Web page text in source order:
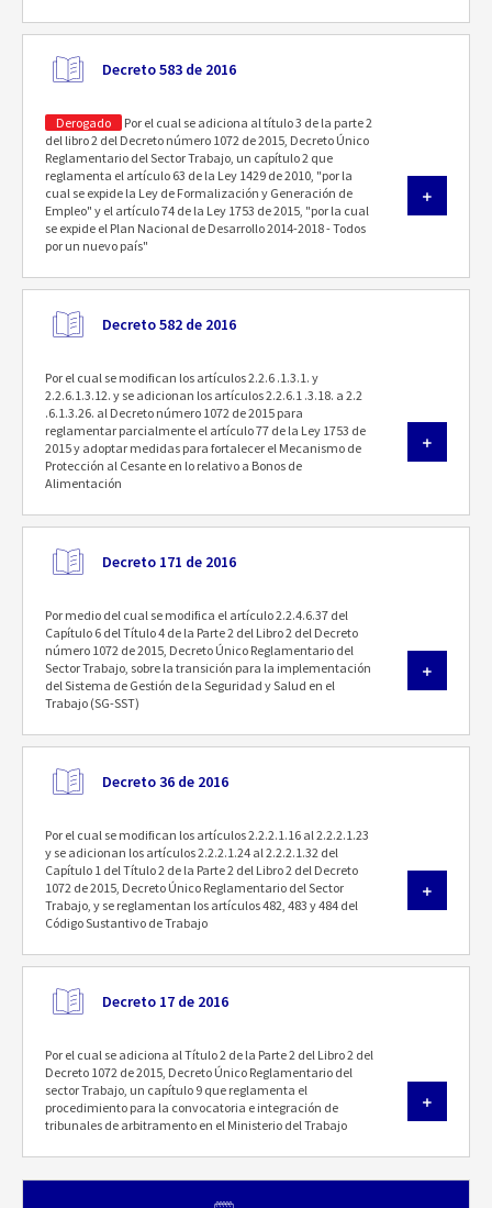
Decreto 583 de 2016
Derogado
Por el cual se adiciona al título 3 de la parte 2
del libro 2 del Decreto número 1072 de 2015, Decreto Único
Reglamentario del Sector Trabajo, un capítulo 2 que
reglamenta el artículo 63 de la Ley 1429 de 2010, "por la
cual se expide la Ley de Formalización y Generación de
Empleo" y el artículo 74 de la Ley 1753 de 2015, "por la cual
se expide el Plan Nacional de Desarrollo 2014-2018 - Todos
por un nuevo país"
Decreto 582 de 2016
Por el cual se modifican los artículos 2.2.6 .1.3.1. y
2.2.6.1.3.12. y se adicionan los artículos 2.2.6.1 .3.18. a 2.2
.6.1.3.26. al Decreto número 1072 de 2015 para
reglamentar parcialmente el artículo 77 de la Ley 1753 de
2015 y adoptar medidas para fortalecer el Mecanismo de
Protección al Cesante en lo relativo a Bonos de
Alimentación
Decreto 171 de 2016
Por medio del cual se modifica el artículo 2.2.4.6.37 del
Capítulo 6 del Título 4 de la Parte 2 del Libro 2 del Decreto
número 1072 de 2015, Decreto Único Reglamentario del
Sector Trabajo, sobre la transición para la implementación
del Sistema de Gestión de la Seguridad y Salud en el
Trabajo (SG-SST)
Decreto 36 de 2016
Por el cual se modifican los artículos 2.2.2.1.16 al 2.2.2.1.23
y se adicionan los artículos 2.2.2.1.24 al 2.2.2.1.32 del
Capítulo 1 del Título 2 de la Parte 2 del Libro 2 del Decreto
1072 de 2015, Decreto Único Reglamentario del Sector
Trabajo, y se reglamentan los artículos 482, 483 y 484 del
Código Sustantivo de Trabajo
Decreto 17 de 2016
Por el cual se adiciona al Título 2 de la Parte 2 del Libro 2 del
Decreto 1072 de 2015, Decreto Único Reglamentario del
sector Trabajo, un capítulo 9 que reglamenta el
procedimiento para la convocatoria e integración de
tribunales de arbitramento en el Ministerio del Trabajo